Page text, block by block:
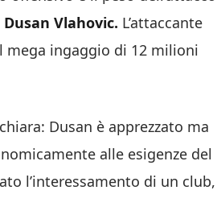
Vlahovic. L’attaccante
mega ingaggio di 12 milioni
Dusan è apprezzato ma
alle esigenze del
l’interessamento di un club,